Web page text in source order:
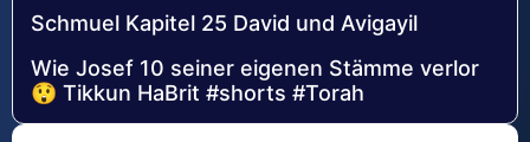
Schmuel Kapitel 25 David und Avigayil
Wie Josef 10 seiner eigenen Stämme verlor
😲 Tikkun HaBrit #shorts #Torah